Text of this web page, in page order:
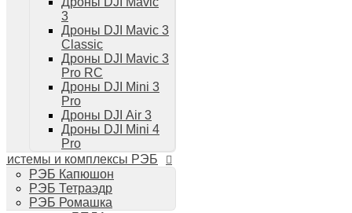
Тепловизионные бинокли
Тепловизионные прицелы
Аккумуляторы для дронов
Телевизоры
Телевизоры
Цифровая техника
Техника Apple
Телефоны iPhone
Планшеты iPad
Компьютеры Mac
Аудиотехника
Стайлеры для волос Dyson
3
Дроны DJI Mavic 3
Classic
Дроны DJI Mavic 3
Pro RC
Дроны DJI Mini 3
Pro
Дроны DJI Air 3
Дроны DJI Mini 4
Pro
и комплексы РЭБ
РЭБ Капюшон
РЭБ Тетраэдр
РЭБ Ромашка